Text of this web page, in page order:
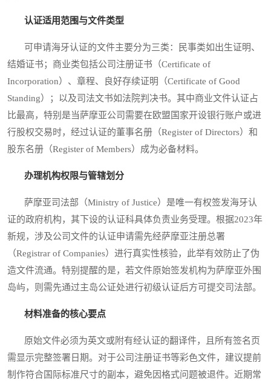
认证适用范围与文件类型
可申请海牙认证的文件主要分为三类：民事类如出生证明、
结婚证书；商业类包括公司注册证书（Certificate of
Incorporation）、章程、良好存续证明（Certificate of Good
Standing）；以及司法文书如法院判决书。其中商业文件认证占
比最高，特别是当萨摩亚公司需要在欧盟国家开设银行账户或进
行股权交易时，经过认证的董事名册（Register of Directors）和
股东名册（Register of Members）成为必备材料。
办理机构权限与管辖划分
萨摩亚司法部（Ministry of Justice）是唯一有权签发海牙认
证的政府机构，其下设的认证科具体负责业务受理。根据2023年
新规，涉及公司文件的认证申请需先经萨摩亚注册总署
（Registrar of Companies）进行真实性核验，此举有效防止了伪
造文件流通。特别提醒的是，若文件原始签发机构为萨摩亚外围
岛屿，则需先通过主岛公证处进行初级认证后方可提交司法部。
材料准备的核心要点
原始文件必须为英文或附有经认证的翻译件，且所有签名页
需显示完整签署日期。对于公司注册证书等彩色文件，建议提前
制作符合国际标准尺寸的副本，避免因格式问题被退件。近期常